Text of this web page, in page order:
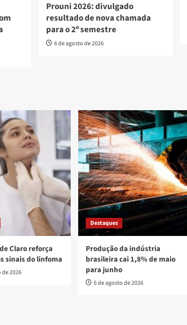
Prouni 2026: divulgado
resultado de nova chamada
para o 2º semestre
6 de agosto de 2026
Claro reforça
sinais do linfoma
de 2026
Destaques
Produção da indústria
brasileira cai 1,8% de maio
para junho
6 de agosto de 2026